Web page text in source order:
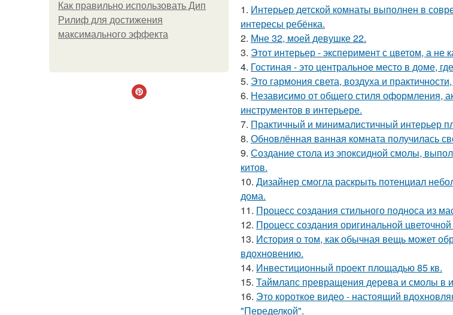
Как правильно использовать Дип
Рилиф для достижения
максимального эффекта
1. Интерьер детской комнаты выполнен в
интересы ребёнка.
2. Мне 32, моей девушке 22.
3. Этот интерьер - эксперимент с цветом, а не
4. Гостиная - это центральное место в доме,
5. Это гармония света, воздуха и
6. Независимо от общего стиля оформления,
инструментов в интерьере.
7. Практичный и минималистичный интерьер
8. Обновлённая ванная комната получилась
9. Создание стола из эпоксидной смолы,
китов.
10. Дизайнер смогла раскрыть потенциал
дома.
11. Процесс создания стильного подноса из
12. Процесс создания оригинальной
13. История о том, как обычная вещь может
вдохновению.
14. Инвестиционный проект площадью 85 кв.
15. Таймлапс превращения дерева и смолы в
16. Это короткое видео - настоящий
"Переделкой".